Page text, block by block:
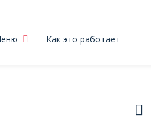
Как это работает